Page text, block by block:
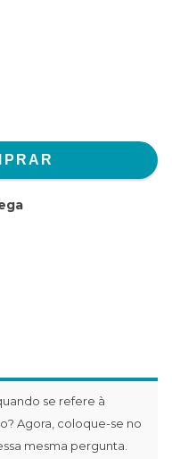
se refere à
Agora, coloque-se no
mesma pergunta.